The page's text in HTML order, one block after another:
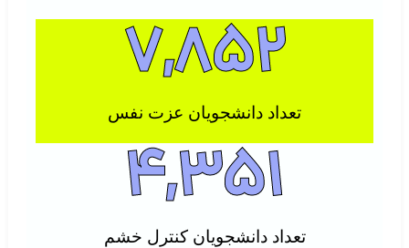
تعداد دانشجویان عزت نفس
7,852
تعداد دانشجویان کنترل خشم
4,351